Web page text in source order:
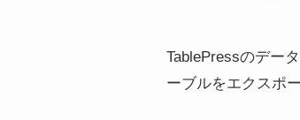
TablePressのデー
ーブルをエクスポ